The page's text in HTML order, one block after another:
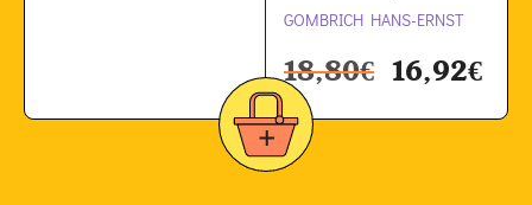
GOMBRICH HANS-ERNST
18,80€ 16,92€